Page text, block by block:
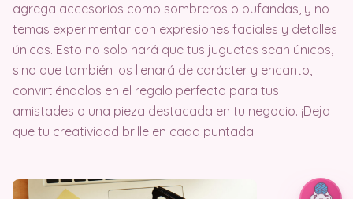
agrega accesorios como sombreros o bufandas, y no
temas experimentar con expresiones faciales y detalles
únicos. Esto no solo hará que tus juguetes sean únicos,
sino que también los llenará de carácter y encanto,
convirtiéndolos en el regalo perfecto para tus
amistades o una pieza destacada en tu negocio. ¡Deja
que tu creatividad brille en cada puntada!